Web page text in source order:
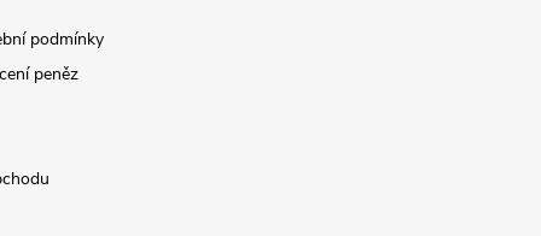
podmínky
peněz